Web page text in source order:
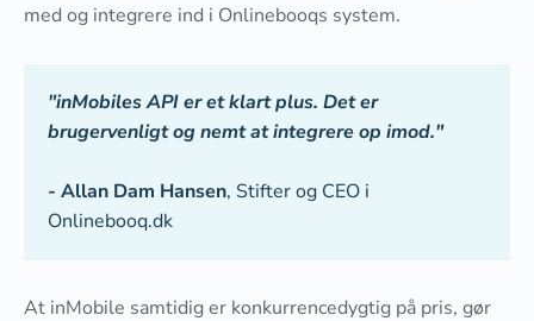
med og integrere ind i Onlinebooqs system.
"inMobiles API er et klart plus. Det er
brugervenligt og nemt at integrere op imod."
- Allan Dam Hansen, Stifter og CEO i
Onlinebooq.dk
At inMobile samtidig er konkurrencedygtig på pris, gør